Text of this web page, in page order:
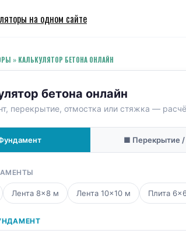
» КАЛЬКУЛЯТОР БЕТОНА ОНЛАЙН
бетона онлайн
перекрытие, отмостка или стяжка —
■ Перекрытие /
Лента 8×8 м Лента 10×10 м Плита